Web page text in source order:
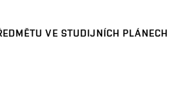
VE STUDIJNÍCH PLÁNECH